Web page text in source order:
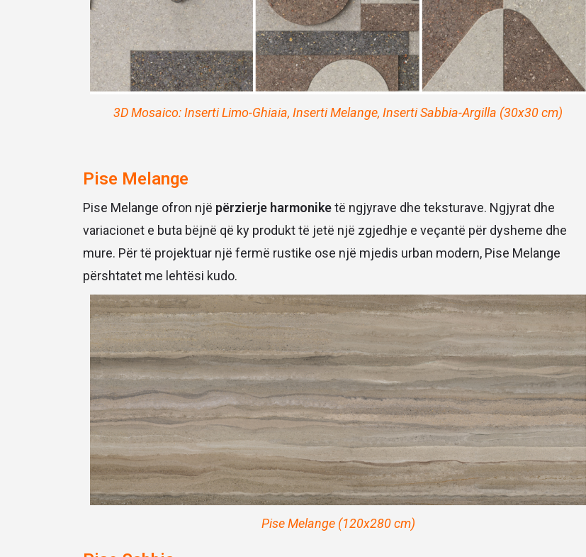
3D Mosaico: Inserti Limo-Ghiaia, Inserti Melange, Inserti Sabbia-Argilla (30x30 cm)
Pise Melange
Pise Melange ofron një përzierje harmoniketë ngjyrave dhe teksturave. Ngjyrat dhe
variacionet e buta bëjnë që ky produkt të jetë një zgjedhje e veçantë për dysheme dhe
mure. Për të projektuar një fermë rustike ose një mjedis urban modern, Pise Melange
përshtatet me lehtësi kudo.
Pise Melange (120x280 cm)